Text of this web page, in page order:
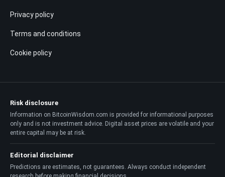
Privacy policy
Terms and conditions
Cookie policy
Risk disclosure
Information on BitcoinWisdom.com is provided for informational purposes
only and is not investment advice. Digital asset prices are volatile and your
entire capital may be at risk.
Editorial disclaimer
Predictions are estimates, not guarantees. Always conduct independent